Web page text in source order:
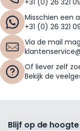
Misschien een
+31 (0) 26 321
Via de mail
Of liever zelf
Bekijk de
Blijf op de